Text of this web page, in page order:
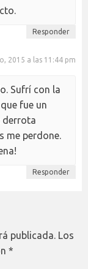
Responder
2015 a las 11:44 pm
Sufrí con la
fue un
derrota
me perdone.
Responder
publicada. Los
*